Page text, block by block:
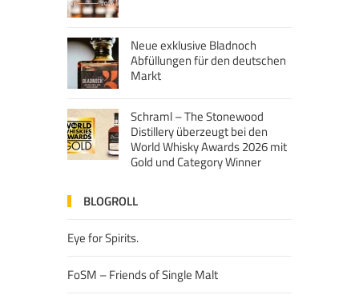
Neue exklusive Bladnoch
Abfüllungen für den deutschen
Markt
Schraml – The Stonewood
Distillery überzeugt bei den
World Whisky Awards 2026 mit
Gold und Category Winner
BLOGROLL
Eye for Spirits.
FoSM – Friends of Single Malt